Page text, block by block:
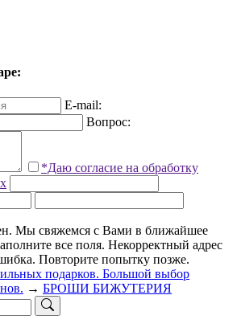
E-mail:
Вопрос:
*Даю согласие на обработку
Мы свяжемся с Вами в ближайшее
все поля. Некорректный адрес
Повторите попытку позже.
подарков. Большой выбор
→ БРОШИ БИЖУТЕРИЯ